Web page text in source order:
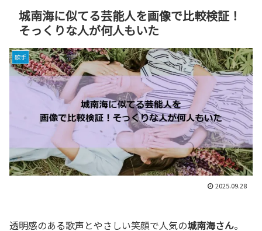
城南海に似てる芸能人を画像で比較検証！
そっくりな人が何人もいた
歌手
2025.09.28
透明感のある歌声とやさしい笑顔で人気の城南海さん。